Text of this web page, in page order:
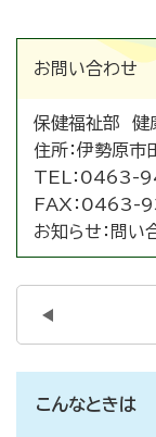
お問い合わせ
保健福祉部 健
住所：伊勢原市
TEL： 0463-
FAX： 0463-
お知らせ： 問い
こんなときは